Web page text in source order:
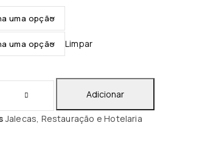
Limpar
Adicionar
Jalecas Restauração e Hotelaria